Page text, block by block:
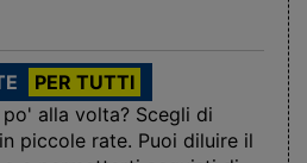
PER TUTTI
alla volta? Scegli di
piccole rate. Puoi diluire il